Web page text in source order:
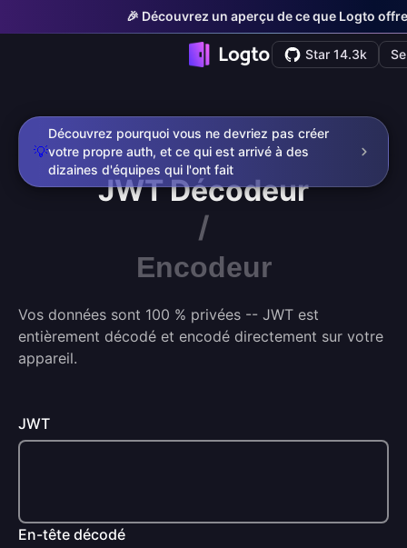
🎉 Découvrez un aperçu de ce que Logto
Star 14.3k
💡
Découvrez pourquoi vous ne devriez pas créer
votre propre auth, et ce qui est arrivé à des
dizaines d'équipes qui l'ont fait
JWTDécodeur
/
Encodeur
Vos données sont 100 % privées -- JWT est
entièrement décodé et encodé directement sur votre
appareil.
JWT
En-tête décodé